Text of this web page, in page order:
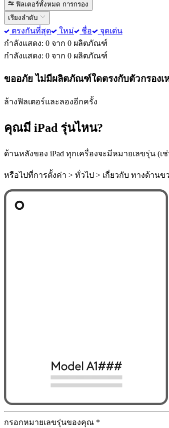
ฟิลเตอร์ทั้งหมด การกรอง
เรียงลำดับ
ตรงกันที่สุด ใหม่ ชื่อ
จุดเด่น
กำลังแสดง: 0 จาก 0 ผลิตภัณฑ์
กำลังแสดง: 0 จาก 0 ผลิตภัณฑ์
ขออภัย ไม่มีผลิตภัณฑ์ใดตรงกับตัวกรองเ
ล้างฟิลเตอร์และลองอีกครั้ง
คุณมี iPad รุ่นไหน?
ด้านหลังของ iPad ทุกเครื่องจะมีหมายเลขรุ่น (
หรือไปที่การตั้งค่า > ทั่วไป > เกี่ยวกับ ทางด้า
กรอกหมายเลขรุ่นของคุณ *